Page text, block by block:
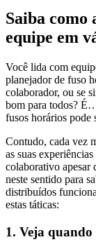
Saiba como
equipe em
Você lida com
planejador de fuso
colaborador, ou se
bom para todos?
fusos horários pode
Contudo, cada vez
as suas
colaborativo apesar
neste sentido para
distribuídos
estas táticas:
1. Veja quando